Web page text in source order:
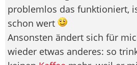
problemlos das funktioniert,
schon wert
Ansonsten ändert sich für
wieder etwas anderes: so